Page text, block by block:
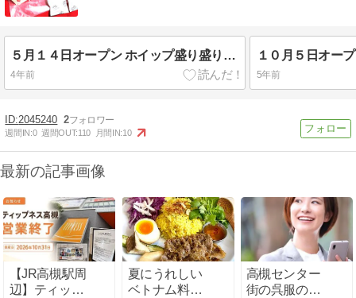
５月１４日オープン ホイップ盛り盛りフルーツサンド【京都古都果 高槻店】
4年前 5年前
2045240 2
週間IN:0 週間OUT:110 月間IN:10
最新の記事画像
【JR高槻駅周
辺】ティップ
夏にうれしい
ベトナム料理
高槻センター
街の呉服のた